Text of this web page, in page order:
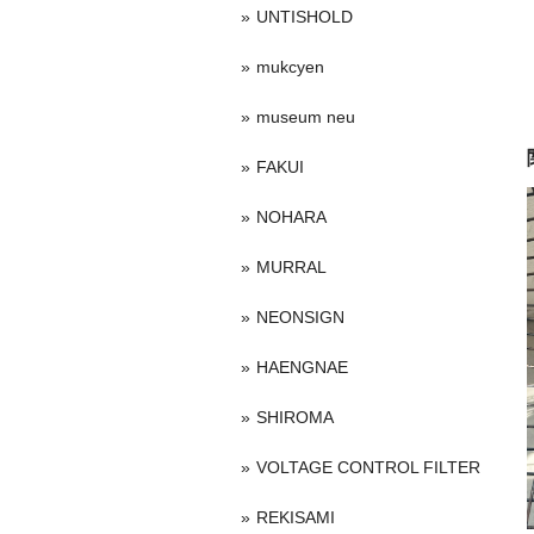
UNTISHOLD
mukcyen
museum neu
FAKUI
NOHARA
MURRAL
NEONSIGN
HAENGNAE
SHIROMA
VOLTAGE CONTROL FILTER
REKISAMI